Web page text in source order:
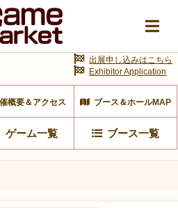
概要＆アクセス ブース＆ホールMAP
ゲーム一覧 ブース一覧
出展申し込みはこちら
Exhibitor Application